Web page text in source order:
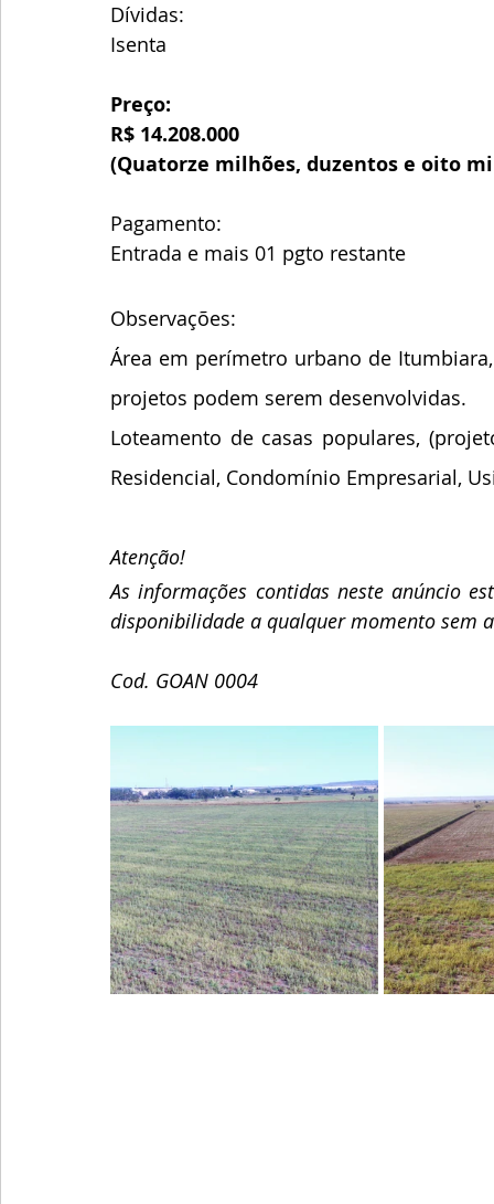
Dívidas:
Isenta
Preço:
R$ 14.208.000
(Quatorze milhões, duzentos e oito
Pagamento:
Entrada e mais 01 pgto restante
Observações:
Área em perímetro urbano de
projetos podem serem desenvolvidas.
Loteamento de casas populares,
Residencial, Condomínio Empresarial,
Atenção!
As informações contidas neste anúncio
disponibilidade a qualquer momento sem
Cod. GOAN 0004